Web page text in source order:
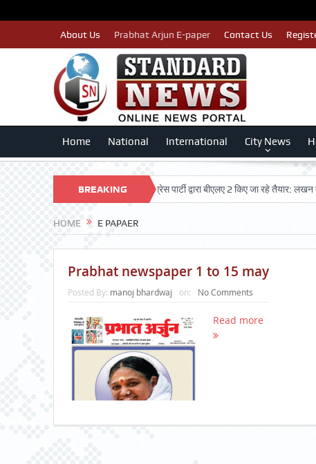
About Us Prabhat Arjun E-paper Contact Us
Home National International City News
BREAKING
NEWS
का नाम न कटे इसलिए काँग्रेस पार्टी द्वारा बीएलए 2 किए जा रहे तैयार: लखन कुमार
HOME E PAPAER
Prabhat newspaper 1 to 15 may
Posted By: manoj bhardwaj on: No Comments
Read more